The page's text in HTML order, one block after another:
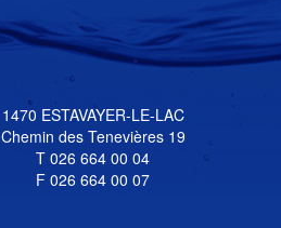
1470 ESTAVAYER-LE-LAC
Chemin des Tenevières 19
T 026 664 00 04
F 026 664 00 07